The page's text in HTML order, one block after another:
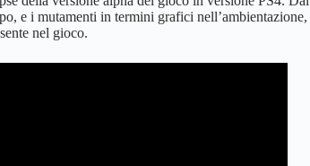
e i mutamenti in termini grafici
nel gioco.